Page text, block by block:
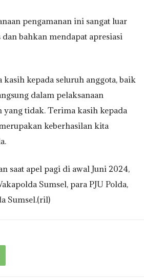
pengamanan ini sangat luar
dan bahkan mendapat apresiasi
kasih kepada seluruh anggota, baik
dalam pelaksanaan
yang tidak. Terima kasih kepada
keberhasilan kita
saat apel pagi di awal Juni 2024,
Sumsel, para PJU Polda,
Sumsel.(ril)